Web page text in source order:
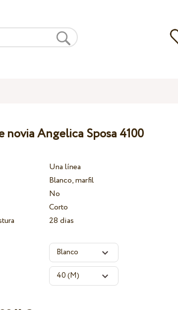
novia Angelica Sposa 4100
Una línea
Blanco, marfil
No
Corto
28 dias